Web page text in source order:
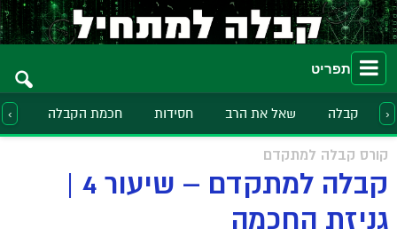
תפריט
קבלה שאל את הרב חסידות חכמת הקבלה ›
‹
קורס קבלה למתקדם
קבלה למתקדם – שיעור 4 |
גניזת החכמה